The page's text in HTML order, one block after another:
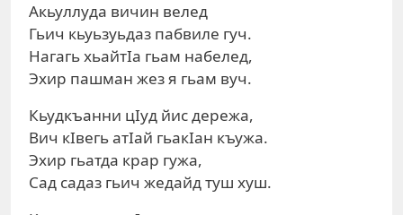
Акьуллуда вичин велед
Гьич кьуьзуьдаз пабвиле гуч.
Нагагь хьайтIа гьам набелед,
Эхир пашман жез я гьам вуч.
Кьудкъанни цIуд йис дережа,
Вич кIвегь атIай гьакIан къужа.
Эхир гьатда крар гужа,
Сад садаз гьич жедайд туш хуш.